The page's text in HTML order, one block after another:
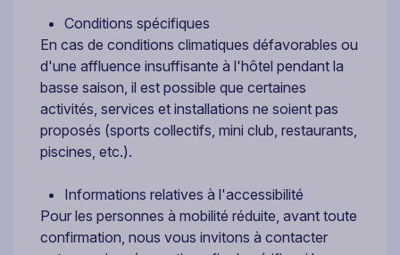
Conditions spécifiques
En cas de conditions climatiques défavorables ou
d'une affluence insuffisante à l'hôtel pendant la
basse saison, il est possible que certaines
activités, services et installations ne soient pas
proposés (sports collectifs, mini club, restaurants,
piscines, etc.).
Informations relatives à l'accessibilité
Pour les personnes à mobilité réduite, avant toute
confirmation, nous vous invitons à contacter